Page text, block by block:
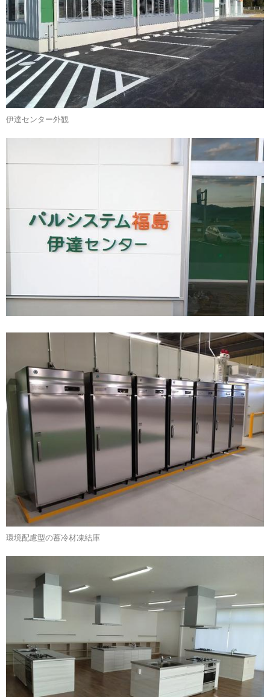
伊達センター外観
環境配慮型の蓄冷材凍結庫